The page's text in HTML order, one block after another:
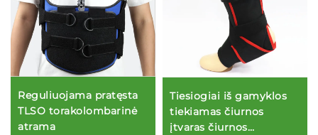
Reguliuojama pratęsta
TLSO torakolombarinė
atrama
Tiesiogiai iš gamyklos
tiekiamas čiurnos
įtvaras čiurnos